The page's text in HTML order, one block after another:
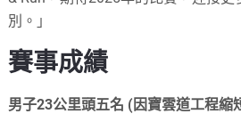
別。」
賽事成績
男子23公里頭五名 (因寶雲道工程縮